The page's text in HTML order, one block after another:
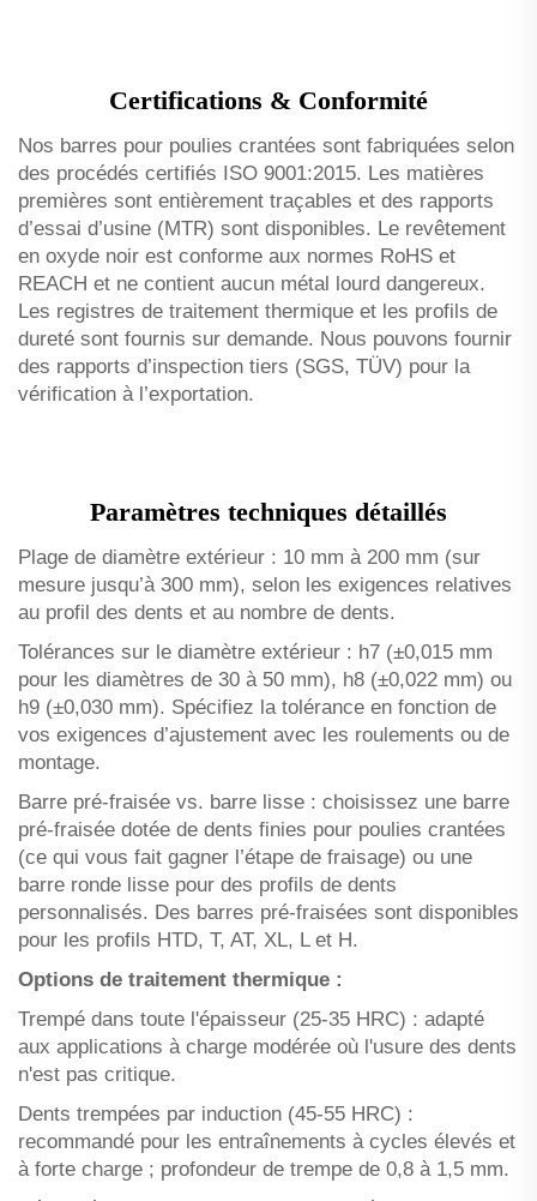
Certifications & Conformité
Nos barres pour poulies crantées sont fabriquées selon
des procédés certifiés ISO 9001:2015. Les matières
premières sont entièrement traçables et des rapports
d’essai d’usine (MTR) sont disponibles. Le revêtement
en oxyde noir est conforme aux normes RoHS et
REACH et ne contient aucun métal lourd dangereux.
Les registres de traitement thermique et les profils de
dureté sont fournis sur demande. Nous pouvons fournir
des rapports d’inspection tiers (SGS, TÜV) pour la
vérification à l’exportation.
Paramètres techniques détaillés
Plage de diamètre extérieur : 10 mm à 200 mm (sur
mesure jusqu’à 300 mm), selon les exigences relatives
au profil des dents et au nombre de dents.
Tolérances sur le diamètre extérieur : h7 (±0,015 mm
pour les diamètres de 30 à 50 mm), h8 (±0,022 mm) ou
h9 (±0,030 mm). Spécifiez la tolérance en fonction de
vos exigences d’ajustement avec les roulements ou de
montage.
Barre pré-fraisée vs. barre lisse : choisissez une barre
pré-fraisée dotée de dents finies pour poulies crantées
(ce qui vous fait gagner l’étape de fraisage) ou une
barre ronde lisse pour des profils de dents
personnalisés. Des barres pré-fraisées sont disponibles
pour les profils HTD, T, AT, XL, L et H.
Options de traitement thermique :
Trempé dans toute l'épaisseur (25-35 HRC) : adapté
aux applications à charge modérée où l'usure des dents
n'est pas critique.
Dents trempées par induction (45-55 HRC) :
recommandé pour les entraînements à cycles élevés et
à forte charge ; profondeur de trempe de 0,8 à 1,5 mm.